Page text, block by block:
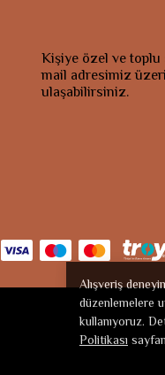
Alışveriş
düzenlemelere
kullanıyoruz.
Politikası
Kişiye özel ve
mail adresimiz
ulaşabilirsiniz.